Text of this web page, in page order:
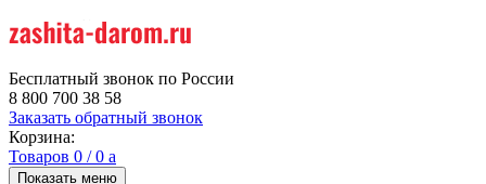
Бесплатный звонок по России
8 800 700 38 58
Заказать обратный звонок
Корзина:
Товаров 0 /0 a
Показать меню